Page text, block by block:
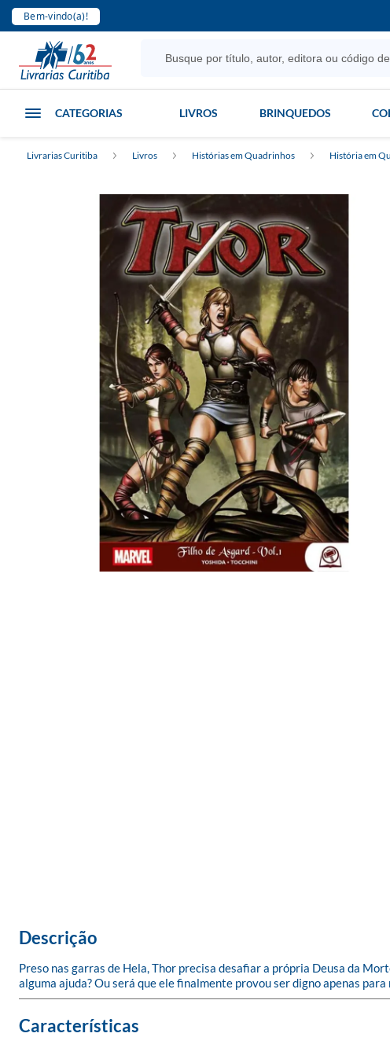
Bem-vindo(a)!
CATEGORIAS LIVROS BRINQUEDOS
Livrarias Curitiba Livros Histórias em Quadrinhos História em
Descrição
Preso nas garras de Hela, Thor precisa desafiar a própria Deusa da
alguma ajuda? Ou será que ele finalmente provou ser digno apenas